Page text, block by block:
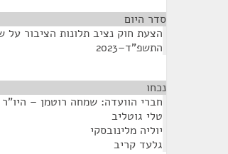
סדר היום
הצעת חוק נציב תלונות הציבור
התשפ"ד–2023
נכחו
חברי הוועדה: שמחה רוטמן – היו"ר
טלי גוטליב
יוליה מלינובסקי
גלעד קריב